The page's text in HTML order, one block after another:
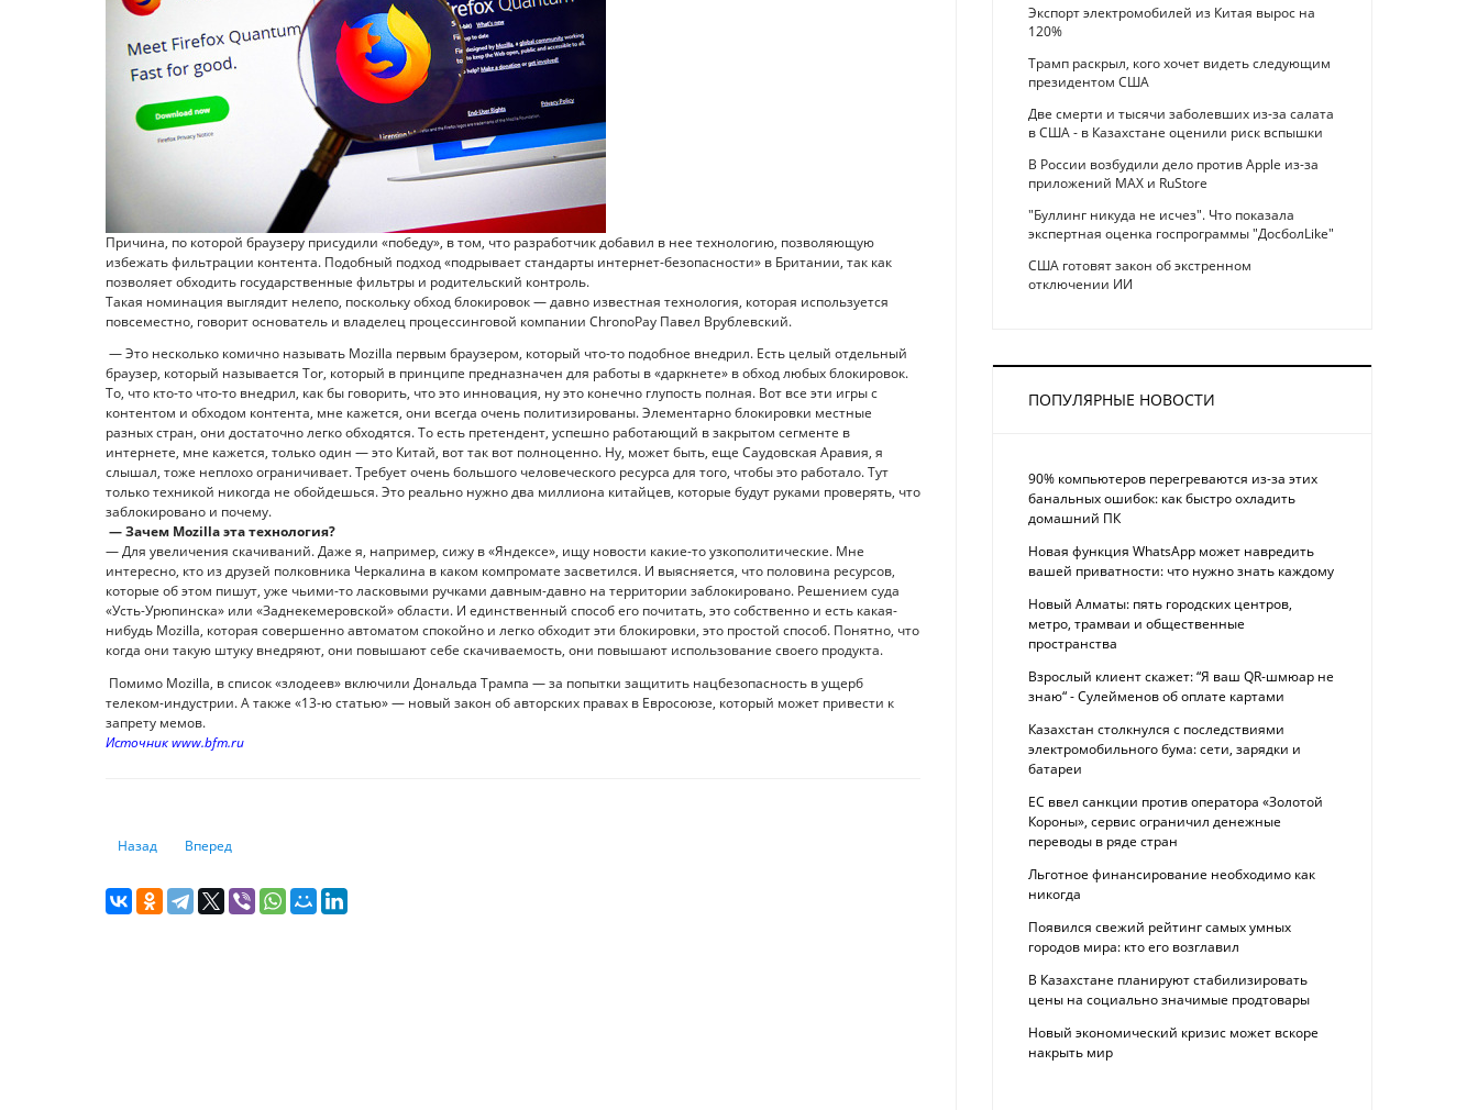
Причина, по которой браузеру присудили «победу», в том, что разработчик добавил в нее технологию, позволяющую
избежать фильтрации контента. Подобный подход «подрывает стандарты интернет-безопасности» в Британии, так как
позволяет обходить государственные фильтры и родительский контроль.
Такая номинация выглядит нелепо, поскольку обход блокировок — давно известная технология, которая используется
повсеместно, говорит основатель и владелец процессинговой компании ChronoPay Павел Врублевский.
— Это несколько комично называть Mozilla первым браузером, который что-то подобное внедрил. Есть целый отдельный
браузер, который называется Tor, который в принципе предназначен для работы в «даркнете» в обход любых блокировок.
То, что кто-то что-то внедрил, как бы говорить, что это инновация, ну это конечно глупость полная. Вот все эти игры с
контентом и обходом контента, мне кажется, они всегда очень политизированы. Элементарно блокировки местные
разных стран, они достаточно легко обходятся. То есть претендент, успешно работающий в закрытом сегменте в
интернете, мне кажется, только один — это Китай, вот так вот полноценно. Ну, может быть, еще Саудовская Аравия, я
слышал, тоже неплохо ограничивает. Требует очень большого человеческого ресурса для того, чтобы это работало. Тут
только техникой никогда не обойдешься. Это реально нужно два миллиона китайцев, которые будут руками проверять, что
заблокировано и почему.
— Зачем Mozilla эта технология?
— Для увеличения скачиваний. Даже я, например, сижу в «Яндексе», ищу новости какие-то узкополитические. Мне
интересно, кто из друзей полковника Черкалина в каком компромате засветился. И выясняется, что половина ресурсов,
которые об этом пишут, уже чьими-то ласковыми ручками давным-давно на территории заблокировано. Решением суда
«Усть-Урюпинска» или «Заднекемеровской» области. И единственный способ его почитать, это собственно и есть какая-
нибудь Mozilla, которая совершенно автоматом спокойно и легко обходит эти блокировки, это простой способ. Понятно, что
когда они такую штуку внедряют, они повышают себе скачиваемость, они повышают использование своего продукта.
Помимо Mozilla, в список «злодеев» включили Дональда Трампа — за попытки защитить нацбезопасность в ущерб
телеком-индустрии. А также «13-ю статью» — новый закон об авторских правах в Евросоюзе, который может привести к
запрету мемов.
Источник www.bfm.ru
Предыдущий: Вирус FinSpy способен шпионить в защищенных мессенджерах
Назад Следующий: Олег Сек: Экономический эффект SmartCity превзошел ожидания
Вперед
Экспорт электромобилей из Китая вырос на
120%
Трамп раскрыл, кого хочет видеть следующим
президентом США
Две смерти и тысячи заболевших из-за салата
в США - в Казахстане оценили риск вспышки
В России возбудили дело против Apple из-за
приложений MAX и RuStore
"Буллинг никуда не исчез". Что показала
экспертная оценка госпрограммы "ДосболLike"
США готовят закон об экстренном
отключении ИИ
ПОПУЛЯРНЫЕ НОВОСТИ
90% компьютеров перегреваются из-за этих
банальных ошибок: как быстро охладить
домашний ПК
Новая функция WhatsApp может навредить
вашей приватности: что нужно знать каждому
Новый Алматы: пять городских центров,
метро, трамваи и общественные
пространства
Взрослый клиент скажет: “Я ваш QR-шмюар не
знаю“ - Сулейменов об оплате картами
Казахстан столкнулся с последствиями
электромобильного бума: сети, зарядки и
батареи
ЕС ввел санкции против оператора «Золотой
Короны», сервис ограничил денежные
переводы в ряде стран
Льготное финансирование необходимо как
никогда
Появился свежий рейтинг самых умных
городов мира: кто его возглавил
В Казахстане планируют стабилизировать
цены на социально значимые продтовары
Новый экономический кризис может вскоре
накрыть мир